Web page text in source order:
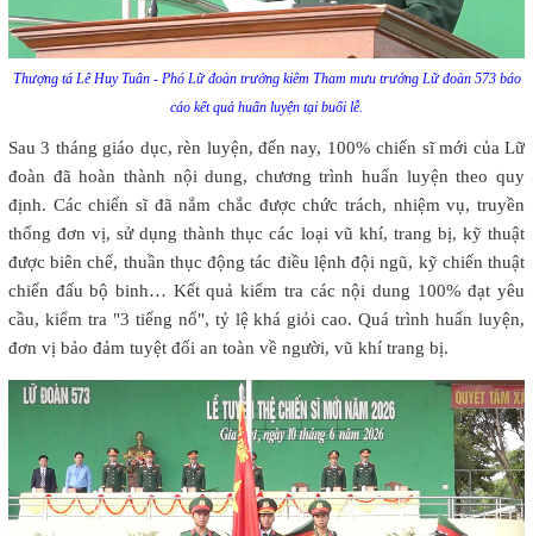
Thượng tá Lê Huy Tuân - Phó Lữ đoàn trưởng kiêm Tham mưu trưởng Lữ đoàn 573 báo
cáo kết quả huấn luyện tại buổi lễ.
Sau 3 tháng giáo dục, rèn luyện, đến nay, 100% chiến sĩ mới của Lữ
đoàn đã hoàn thành nội dung, chương trình huấn luyện theo quy
định. Các chiến sĩ đã nắm chắc được chức trách, nhiệm vụ, truyền
thống đơn vị, sử dụng thành thục các loại vũ khí, trang bị, kỹ thuật
được biên chế, thuần thục động tác điều lệnh đội ngũ, kỹ chiến thuật
chiến đấu bộ binh… Kết quả kiểm tra các nội dung 100% đạt yêu
cầu, kiểm tra "3 tiếng nổ", tỷ lệ khá giỏi cao. Quá trình huấn luyện,
đơn vị bảo đảm tuyệt đối an toàn về người, vũ khí trang bị.